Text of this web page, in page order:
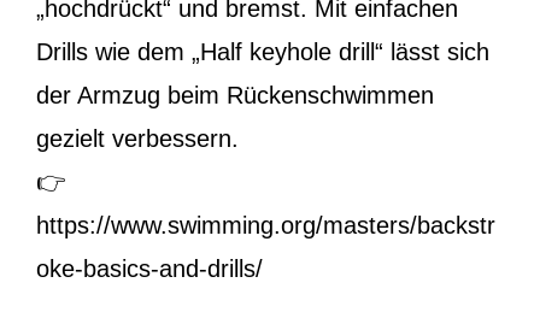
„hochdrückt“ und bremst. Mit einfachen
Drills wie dem „Half keyhole drill“ lässt sich
der Armzug beim Rückenschwimmen
gezielt verbessern.
👉
https://www.swimming.org/masters/backstr
oke-basics-and-drills/